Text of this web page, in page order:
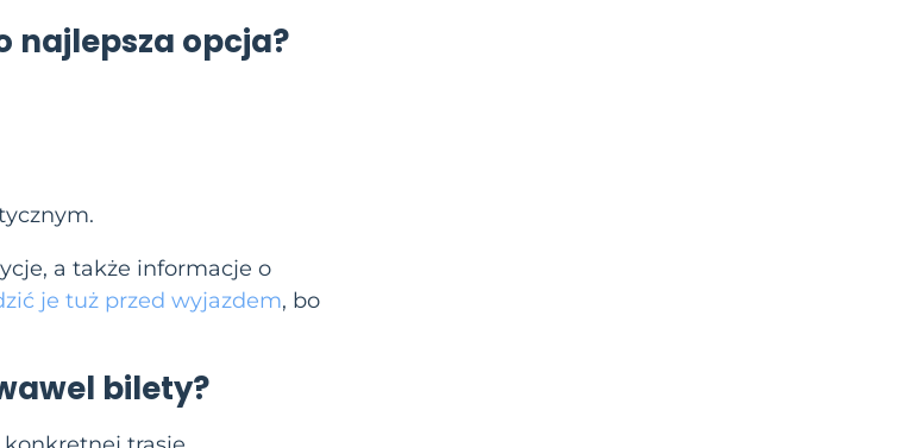
najlepsza opcja?
a także informacje o
je tuż przed wyjazdem, bo
bilety?